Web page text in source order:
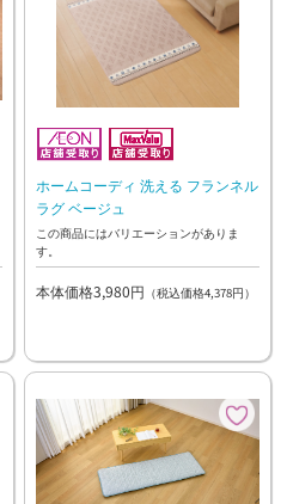
ホームコーディ 洗える フランネル
ラグ ベージュ
この商品にはバリエーションがありま
す。
本体価格3,980円 （税込価格4,378円）